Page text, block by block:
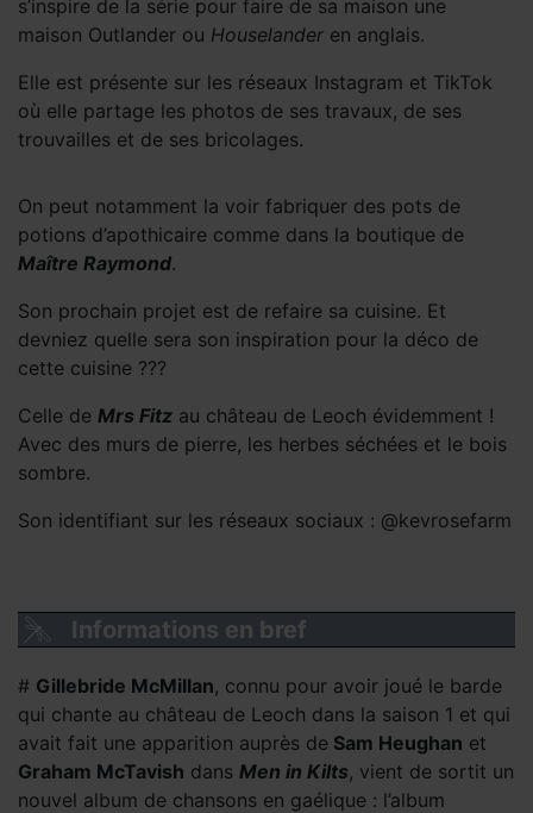
s’inspire de la série pour faire de sa maison une
maison Outlander ou Houselander en anglais.
Elle est présente sur les réseaux Instagram et TikTok
où elle partage les photos de ses travaux, de ses
trouvailles et de ses bricolages.
On peut notamment la voir fabriquer des pots de
potions d’apothicaire comme dans la boutique de
Maître Raymond.
Son prochain projet est de refaire sa cuisine. Et
devniez quelle sera son inspiration pour la déco de
cette cuisine ???
Celle de Mrs Fitz au château de Leoch évidemment !
Avec des murs de pierre, les herbes séchées et le bois
sombre.
Son identifiant sur les réseaux sociaux : @kevrosefarm
Informations en bref
# Gillebride McMillan, connu pour avoir joué le barde
qui chante au château de Leoch dans la saison 1 et qui
avait fait une apparition auprès de Sam Heughan et
Graham McTavish dans Men in Kilts, vient de sortit un
nouvel album de chansons en gaélique : l’album